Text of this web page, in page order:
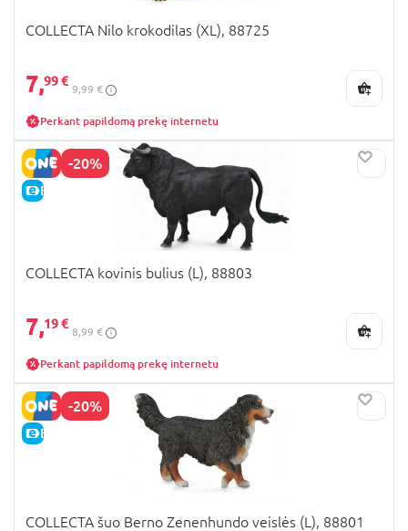
COLLECTA Nilo krokodilas (XL), 88725
7,99 €
9,99 €
Perkant papildomą prekę internetu
-20%
E-KAINA
COLLECTA kovinis bulius (L), 88803
7,19 €
8,99 €
Perkant papildomą prekę internetu
-20%
E-KAINA
COLLECTA šuo Berno Zenenhundo veislės (L), 88801